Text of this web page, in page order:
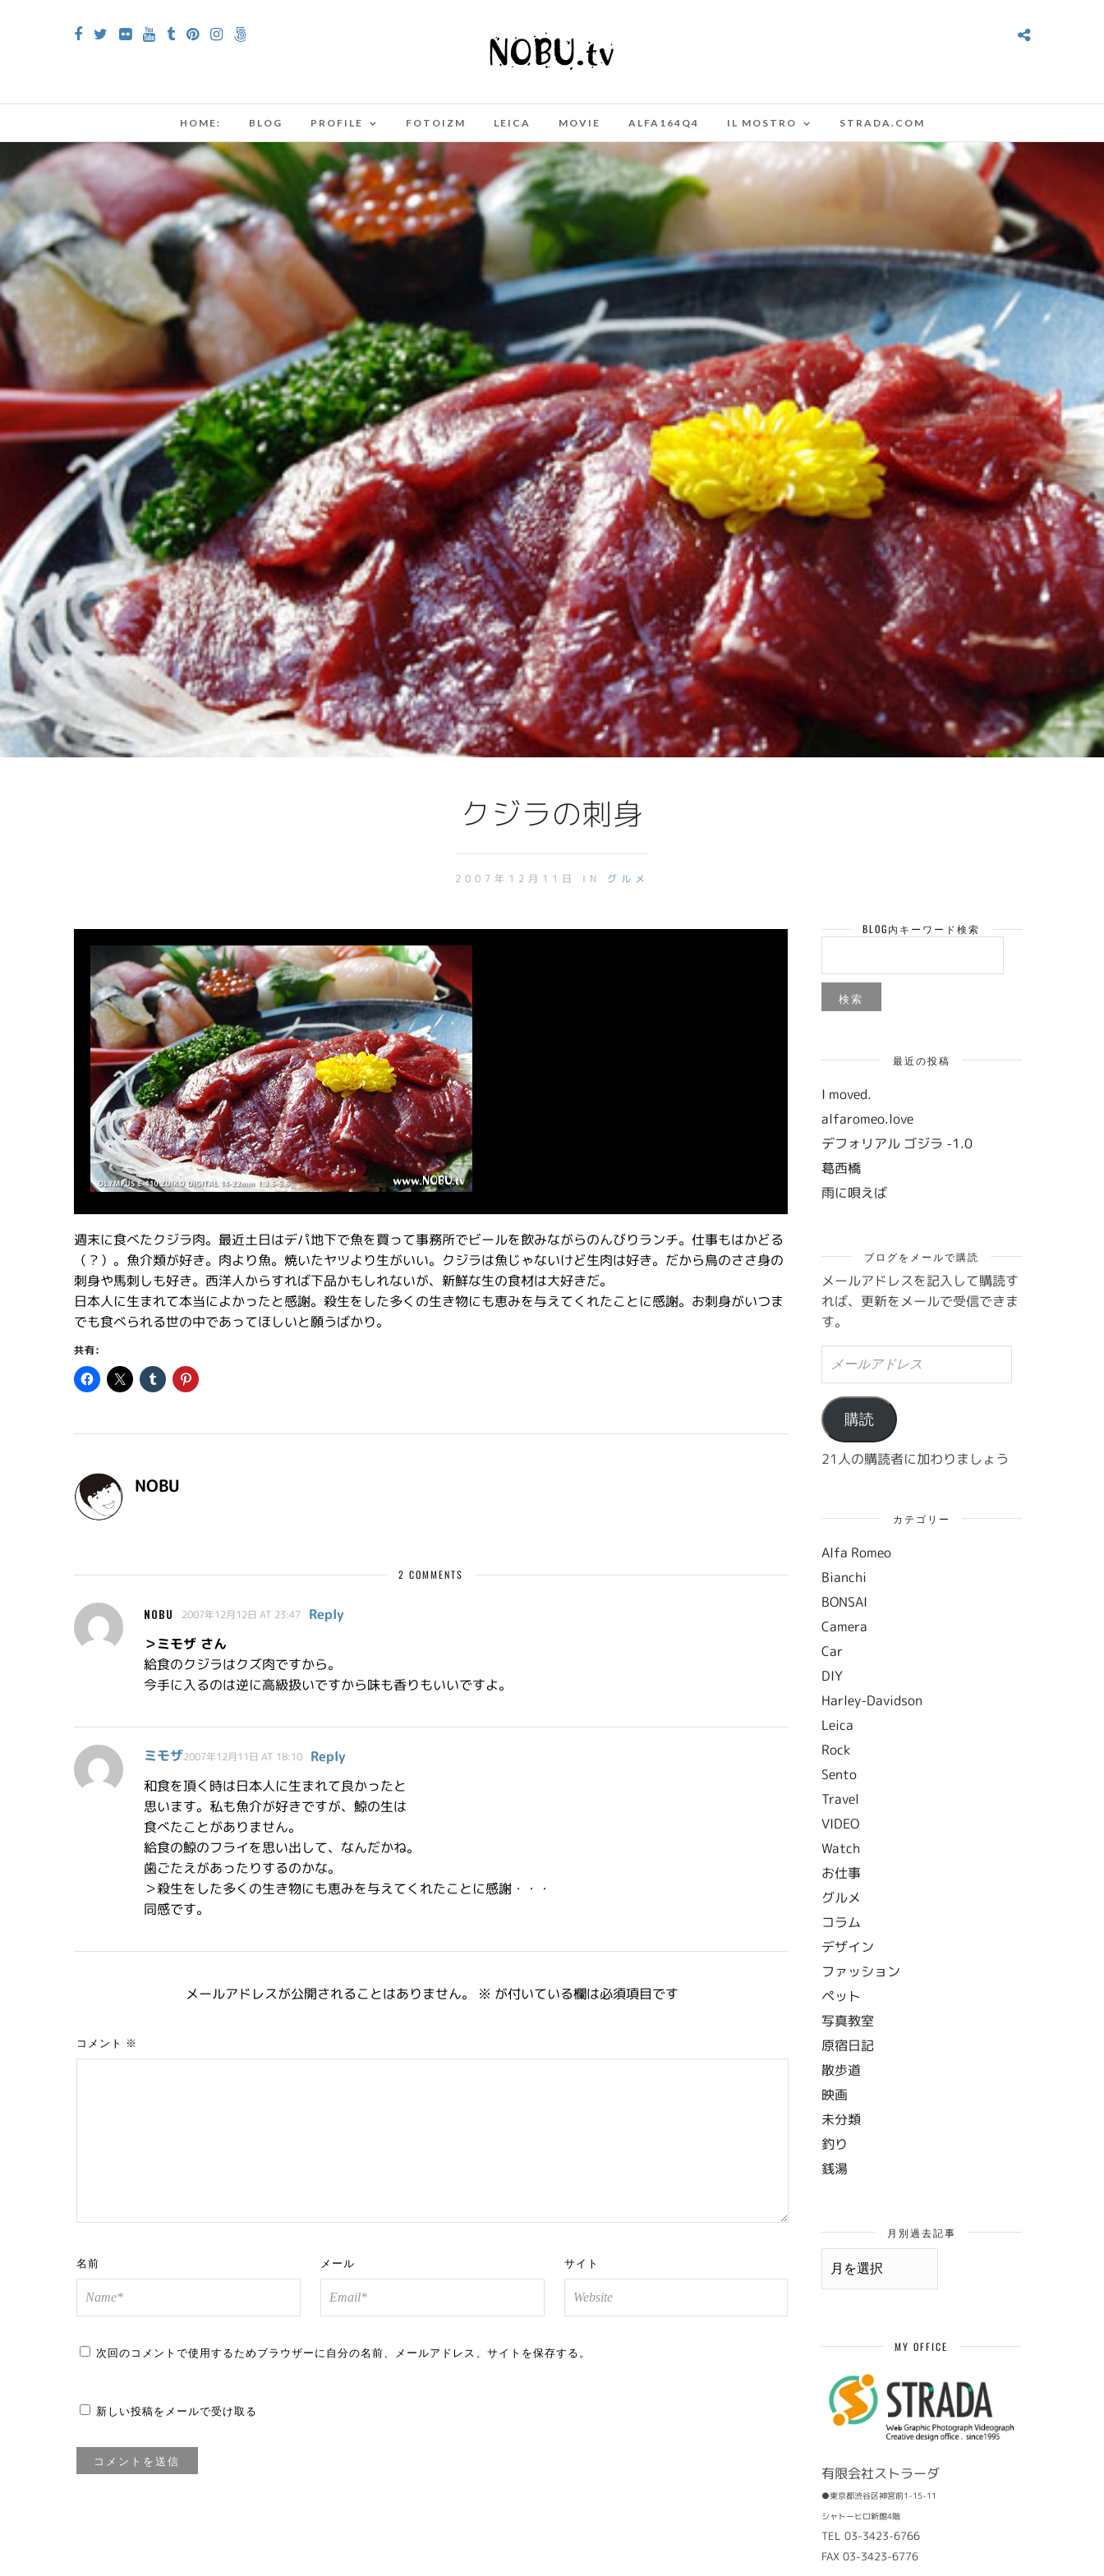
HOME: BLOG PROFILE FOTOIZM LEICA MOVIE ALFA164Q4 IL MOSTRO STRADA.COM
クジラの刺身
2007年12月11日 IN グルメ
週末に食べたクジラ肉。最近土日はデパ地下で魚を買って事務所でビールを飲みながらのんびりランチ。仕事もはかどる
（？）。魚介類が好き。肉より魚。焼いたヤツより生がいい。クジラは魚じゃないけど生肉は好き。だから鳥のささ身の
刺身や馬刺しも好き。西洋人からすれば下品かもしれないが、新鮮な生の食材は大好きだ。
日本人に生まれて本当によかったと感謝。殺生をした多くの生き物にも恵みを与えてくれたことに感謝。お刺身がいつま
でも食べられる世の中であってほしいと願うばかり。
共有:
NOBU
2 COMMENTS
NOBU 2007年12月12日 AT 23:47
Reply
＞ミモザ さん
給食のクジラはクズ肉ですから。
今手に入るのは逆に高級扱いですから味も香りもいいですよ。
ミモザ2007年12月11日 AT 18:10
Reply
和食を頂く時は日本人に生まれて良かったと
思います。私も魚介が好きですが、鯨の生は
食べたことがありません。
給食の鯨のフライを思い出して、なんだかね。
歯ごたえがあったりするのかな。
＞殺生をした多くの生き物にも恵みを与えてくれたことに感謝・・・
同感です。
メールアドレスが公開されることはありません。 ※ が付いている欄は必須項目です
コメント ※
名前 メール サイト
次回のコメントで使用するためブラウザーに自分の名前、メールアドレス、サイトを保存する。
新しい投稿をメールで受け取る
BLOG内キーワード検索
最近の投稿
I moved.
alfaromeo.love
デフォリアル ゴジラ -1.0
葛西橋
雨に唄えば
ブログをメールで購読
メールアドレスを記入して購読す
れば、更新をメールで受信できま
す。
ル
ア
ド
レ
ス
購読
21人の購読者に加わりましょう
カテゴリー
Alfa Romeo
Bianchi
BONSAI
Camera
Car
DIY
Harley-Davidson
Leica
Rock
Sento
Travel
VIDEO
Watch
お仕事
グルメ
コラム
デザイン
ファッション
ペット
写真教室
原宿日記
散歩道
映画
未分類
釣り
銭湯
月別過去記事
月
MY OFFICE
有限会社ストラーダ
●東京都渋谷区神宮前1-15-11
シャトーヒロ新館4階
TEL 03-3423-6766
FAX 03-3423-6776